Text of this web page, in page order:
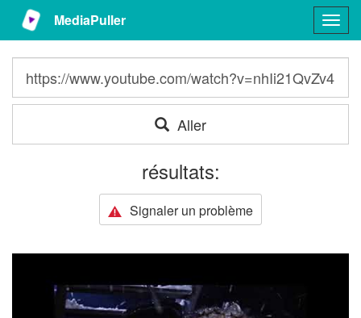
MediaPuller
Aller
résultats:
Signaler un problème